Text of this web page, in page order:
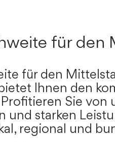
für den
für den
Ihnen den
Sie von
und starken
regional und